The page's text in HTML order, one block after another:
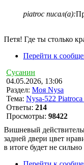
piatroc писал(а):
Петя! Где ты столько
Перейти к
Сусанин
04.05.2026, 13:06
Раздел: Моя Nysa
Тема: Nysa-522 Piatroca
Ответы: 214
Просмотры: 98422
Вишневый
задней двери цвет
в итоге будет не сильно